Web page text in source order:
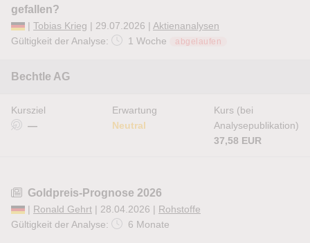
gefallen?
| Tobias Krieg | 29.07.2026 | Aktienanalysen
Gültigkeit der Analyse:
1 Woche abgelaufen
Bechtle AG
Kursziel
—
Erwartung
Neutral
Kurs (bei
Analysepublikation)
37,58 EUR
Goldpreis-Prognose 2026
| Ronald Gehrt | 28.04.2026 | Rohstoffe
Gültigkeit der Analyse:
6 Monate